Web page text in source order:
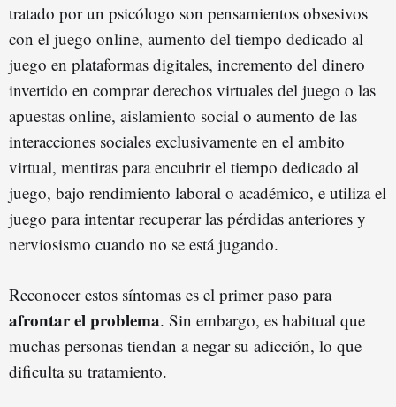
tratado por un psicólogo son pensamientos obsesivos
con el juego online, aumento del tiempo dedicado al
juego en plataformas digitales, incremento del dinero
invertido en comprar derechos virtuales del juego o las
apuestas online, aislamiento social o aumento de las
interacciones sociales exclusivamente en el ambito
virtual, mentiras para encubrir el tiempo dedicado al
juego, bajo rendimiento laboral o académico, e utiliza el
juego para intentar recuperar las pérdidas anteriores y
nerviosismo cuando no se está jugando.
Reconocer estos síntomas es el primer paso para
afrontar el problema. Sin embargo, es habitual que
muchas personas tiendan a negar su adicción, lo que
dificulta su tratamiento.